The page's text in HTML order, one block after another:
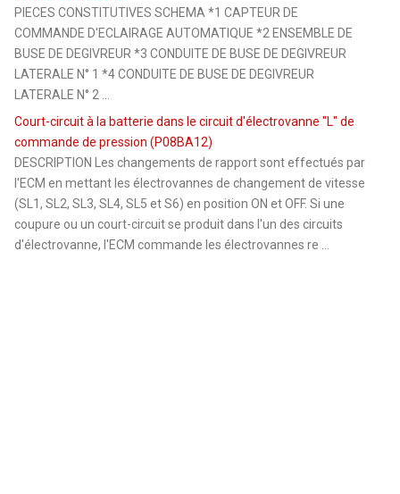
PIECES CONSTITUTIVES SCHEMA *1 CAPTEUR DE
COMMANDE D'ECLAIRAGE AUTOMATIQUE *2 ENSEMBLE DE
BUSE DE DEGIVREUR *3 CONDUITE DE BUSE DE DEGIVREUR
LATERALE N° 1 *4 CONDUITE DE BUSE DE DEGIVREUR
LATERALE N° 2 ...
Court-circuit à la batterie dans le circuit d'électrovanne "L" de
commande de pression (P08BA12)
DESCRIPTION Les changements de rapport sont effectués par
l'ECM en mettant les électrovannes de changement de vitesse
(SL1, SL2, SL3, SL4, SL5 et S6) en position ON et OFF. Si une
coupure ou un court-circuit se produit dans l'un des circuits
d'électrovanne, l'ECM commande les électrovannes re ...